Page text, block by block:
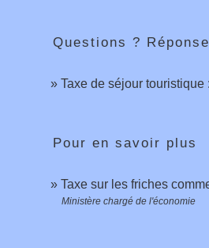
Questions ?
Taxe de séjour touristique
Pour en savoir plus
Taxe sur les friches
Ministère chargé de l'économie